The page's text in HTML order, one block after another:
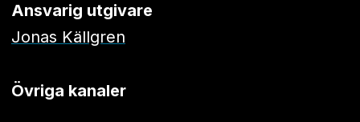
Ansvarig utgivare
Jonas Källgren
Övriga kanaler